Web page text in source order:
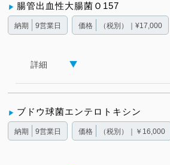
腸管出血性大腸菌Ｏ157
納期 9営業日 価格 （税別）｜¥17,000
詳細
ブドウ球菌エンテロトキシン
納期 9営業日 価格 （税別）｜￥16,000